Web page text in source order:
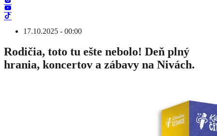
17.10.2025 - 00:00
Rodičia, toto tu ešte nebolo! Deň plný
hrania, koncertov a zábavy na Nivách.